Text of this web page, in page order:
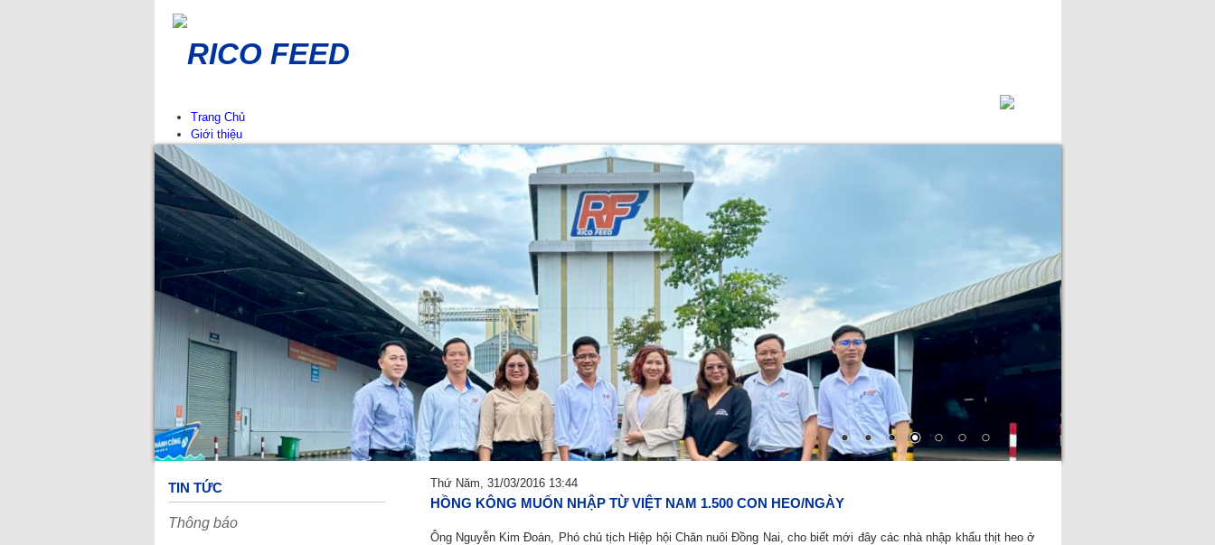
RICO FEED
Trang Chủ
Giới thiệu
Lịch sử hình thành
Công ty thành viên
Mạng lưới phân phối
Tin Tức
Thông báo
Sự kiện tại RICO FEED
Tin chuyên ngành
Tư vấn chăn nuôi
Sản phẩm
Thức ăn cho cút
Thức ăn cho heo
Thức ăn cho gà
Thức ăn cho vịt
Thức ăn cho bò, dê-cừu
Tuyển dụng
Văn hóa RICO FEED
Chính sách nhân sự
Cơ hội nghề nghiệp
Cộng đồng
Truyện ngắn hay
TIN TỨC
Thông báo
Thứ Năm, 31/03/2016 13:44
HỒNG KÔNG MUỐN NHẬP TỪ VIỆT NAM 1.500 CON HEO/NGÀY
Ông Nguyễn Kim Đoán, Phó chủ tịch Hiệp hội Chăn nuôi Đồng Nai, cho biết mới đây các nhà nhập khẩu thịt heo ở